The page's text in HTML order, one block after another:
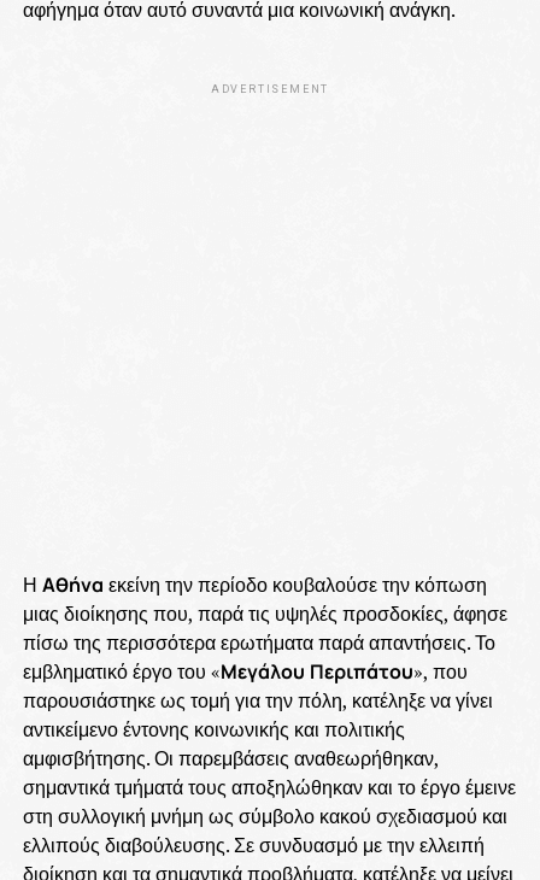
αφήγημα όταν αυτό συναντά μια κοινωνική ανάγκη.
ADVERTISEMENT
Η Αθήνα εκείνη την περίοδο κουβαλούσε την κόπωση
μιας διοίκησης που, παρά τις υψηλές προσδοκίες, άφησε
πίσω της περισσότερα ερωτήματα παρά απαντήσεις. Το
εμβληματικό έργο του «Μεγάλου Περιπάτου», που
παρουσιάστηκε ως τομή για την πόλη, κατέληξε να γίνει
αντικείμενο έντονης κοινωνικής και πολιτικής
αμφισβήτησης. Οι παρεμβάσεις αναθεωρήθηκαν,
σημαντικά τμήματά τους αποξηλώθηκαν και το έργο έμεινε
στη συλλογική μνήμη ως σύμβολο κακού σχεδιασμού και
ελλιπούς διαβούλευσης. Σε συνδυασμό με την ελλειπή
διοίκηση και τα σημαντικά προβλήματα, κατέληξε να μείνει